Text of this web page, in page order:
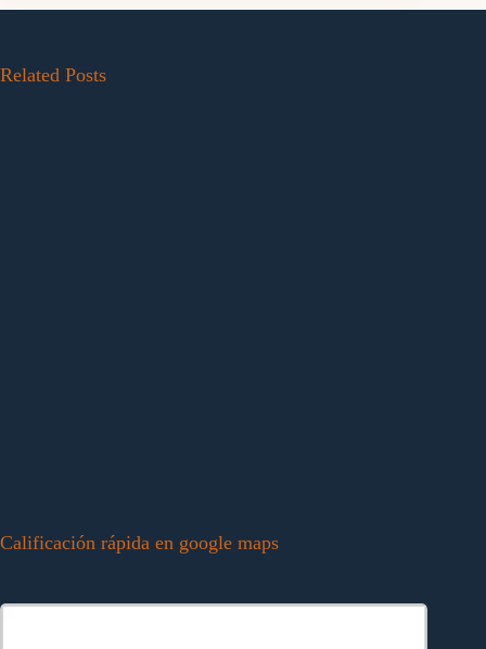
Related Posts
Calificación rápida en google maps